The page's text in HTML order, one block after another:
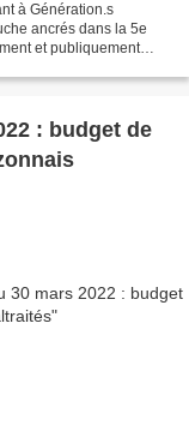
à Génération.s
ancrés dans la 5e
et publiquement
: budget de